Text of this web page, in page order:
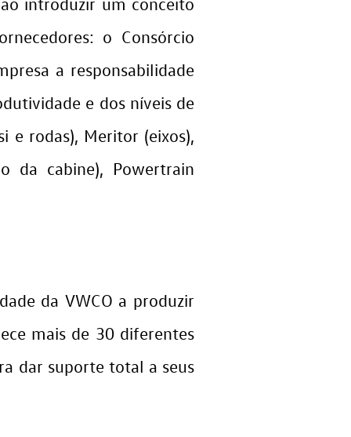
o Consórcio
a responsabilidade
e dos níveis de
e rodas), Meritor (eixos),
da cabine), Powertrain
da VWCO a produzir
mais de 30 diferentes
dar suporte total a seus